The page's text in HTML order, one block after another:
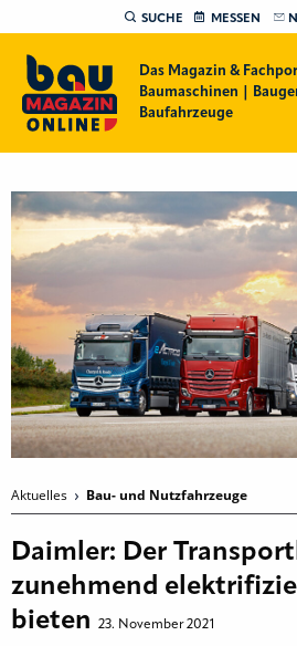
SUCHE MESSEN
Das Magazin &
Baumaschinen |
Baufahrzeuge
Aktuelles Bau- und Nutzfahrzeuge
Daimler: Der
zunehmend
bieten
23. November 2021